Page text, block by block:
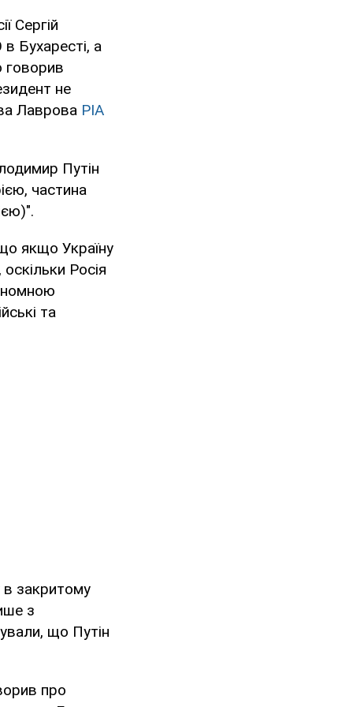
Сергій
Бухаресті, а
говорив
не
Лаврова РІА
Путін
частина
якщо Україну
Росія
та
в закритому
з
що Путін
про